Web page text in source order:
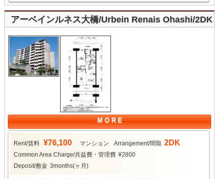
アーベインルネス大橋/Urbein Renais Ohashi/2DK
M O R E
Rent/賃料 ¥76,100 マンション Arrangement/間取 2DK
Common Area Charge/共益費・管理費 ¥2800
Deposit/敷金 3months(ヶ月)